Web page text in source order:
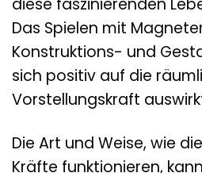
diese faszinierenden
Das Spielen mit
Konstruktions- und
sich positiv auf die
Vorstellungskraft
Die Art und Weise, wie
Kräfte funktionieren,